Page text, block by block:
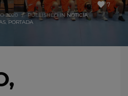
7
2020 / PUBLISHED IN NOTICIA
PORTADA